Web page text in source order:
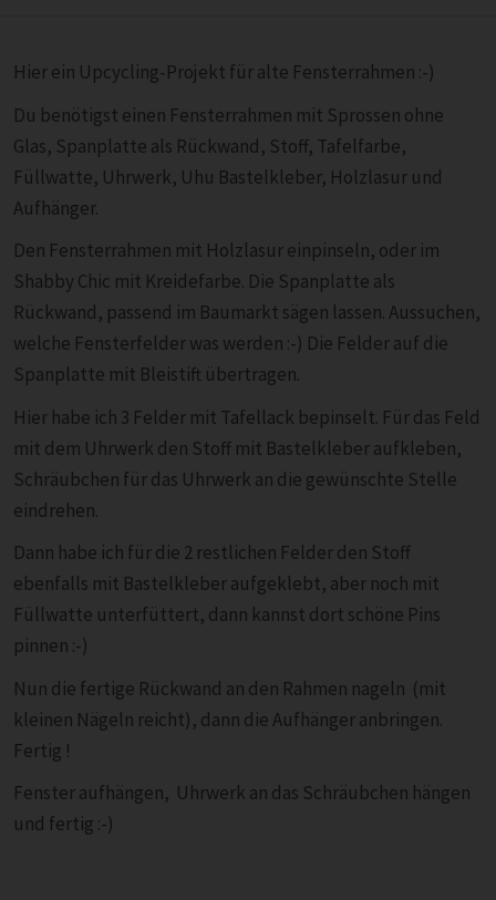
Hier ein Upcycling-Projekt für alte Fensterrahmen :-)
Du benötigst einen Fensterrahmen mit Sprossen ohne
Glas, Spanplatte als Rückwand, Stoff, Tafelfarbe,
Füllwatte, Uhrwerk, Uhu Bastelkleber, Holzlasur und
Aufhänger.
Den Fensterrahmen mit Holzlasur einpinseln, oder im
Shabby Chic mit Kreidefarbe. Die Spanplatte als
Rückwand, passend im Baumarkt sägen lassen. Aussuchen,
welche Fensterfelder was werden :-) Die Felder auf die
Spanplatte mit Bleistift übertragen.
Hier habe ich 3 Felder mit Tafellack bepinselt. Für das Feld
mit dem Uhrwerk den Stoff mit Bastelkleber aufkleben,
Schräubchen für das Uhrwerk an die gewünschte Stelle
eindrehen.
Dann habe ich für die 2 restlichen Felder den Stoff
ebenfalls mit Bastelkleber aufgeklebt, aber noch mit
Füllwatte unterfüttert, dann kannst dort schöne Pins
pinnen :-)
Nun die fertige Rückwand an den Rahmen nageln (mit
kleinen Nägeln reicht), dann die Aufhänger anbringen.
Fertig !
Fenster aufhängen, Uhrwerk an das Schräubchen hängen
und fertig :-)